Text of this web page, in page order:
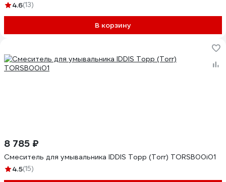
4.6(13)
В корзину
8 785 ₽
Смеситель для умывальника IDDIS Торр (Torr) TORSB00i01
4.5(15)